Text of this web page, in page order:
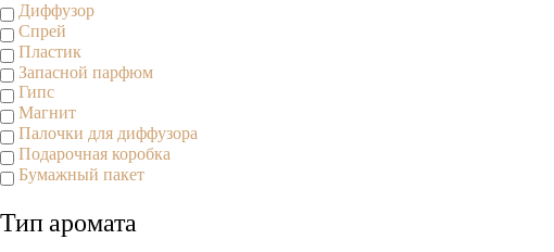
Диффузор
Спрей
Пластик
Запасной парфюм
Гипс
Магнит
Палочки для диффузора
Подарочная коробка
Бумажный пакет
Тип аромата